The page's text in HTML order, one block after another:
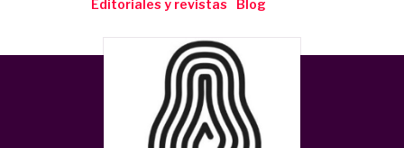
Editoriales y revistas
Blog